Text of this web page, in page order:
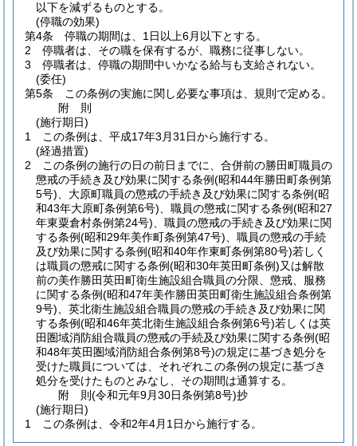
以下を減ずるものとする。
(停職の効果)
第4条
停職の期間は、1日以上6月以下とする。
2
停職者は、その職を保有するが、職務に従事しない。
3
停職者は、停職の期間中いかなる給与も支給されない。
(委任)
第5条
この条例の実施に関し必要な事項は、規則で定める。
附 則
(施行期日)
1
この条例は、平成17年3月31日から施行する。
(経過措置)
2
この条例の施行の日の前日までに、合併前の勝田町職員の
懲戒の手続き及び効果に関する条例(昭和44年勝田町条例第
5号) 、大原町職員の懲戒の手続き及び効果に関する条例(昭
和43年大原町条例第6号) 、職員の懲戒に関する条例(昭和27
年東粟倉村条例第24号) 、職員の懲戒の手続き及び効果に関
する条例(昭和29年美作町条例第47号) 、職員の懲戒の手続
及び効果に関する条例(昭和40年作東町条例第80号)若しく
は職員の懲戒に関する条例(昭和30年英田町条例)又は解散
前の美作勝田英田町衛生施設組合職員の分限、懲戒、服務
に関する条例(昭和47年美作勝田英田町衛生施設組合条例第
9号) 、英北衛生施設組合職員の懲戒の手続き及び効果に関
する条例(昭和46年英北衛生施設組合条例第6号)若しくは英
田圏域消防組合職員の懲戒の手続及び効果に関する条例(昭
和48年英田圏域消防組合条例第8号)の規定に基づき処分を
受けた職員については、それぞれこの条例の規定に基づき
処分を受けたものとみなし、その期間は通算する。
附 則(令和元年9月30日条例第8号)抄
(施行期日)
1
この条例は、令和2年4月1日から施行する。